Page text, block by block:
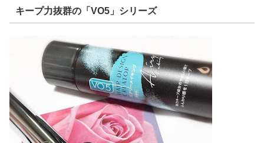
キープ力抜群の「VO5」シリーズ